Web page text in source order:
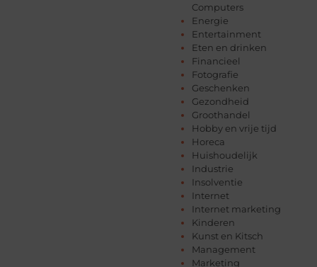
Computers
Energie
Entertainment
Eten en drinken
Financieel
Fotografie
Geschenken
Gezondheid
Groothandel
Hobby en vrije tijd
Horeca
Huishoudelijk
Industrie
Insolventie
Internet
Internet marketing
Kinderen
Kunst en Kitsch
Management
Marketing